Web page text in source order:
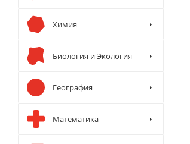
Химия
Биология и Экология
География
Математика